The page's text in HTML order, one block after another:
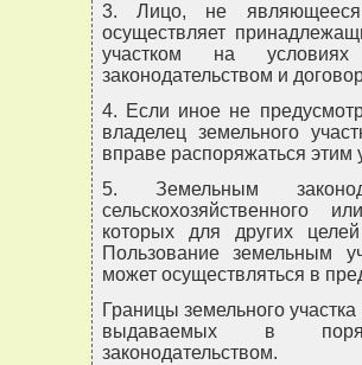
3. Лицо, не являющееся
осуществляет
участком на
законодательством и
4. Если иное не
владелец земельного
вправе распоряжаться этим
5. Земельным
сельскохозяйственного
которых для других
Пользование земельным
может осуществляться в
Границы земельного
выдаваемых в
законодательством.